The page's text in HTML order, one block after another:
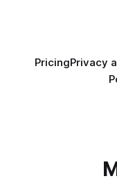
PricingPrivacy